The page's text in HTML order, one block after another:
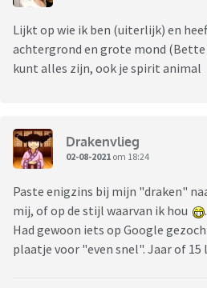
Lijkt op wie ik ben (uiterlijk) en
achtergrond en grote mond (Bette
kunt alles zijn, ook je spirit animal
Drakenvlieg
02-08-2021 om 18:24
Paste enigzins bij mijn "draken"
mij, of op de stijl waarvan ik hou
.
Had gewoon iets op Google
plaatje voor "even snel". Jaar of